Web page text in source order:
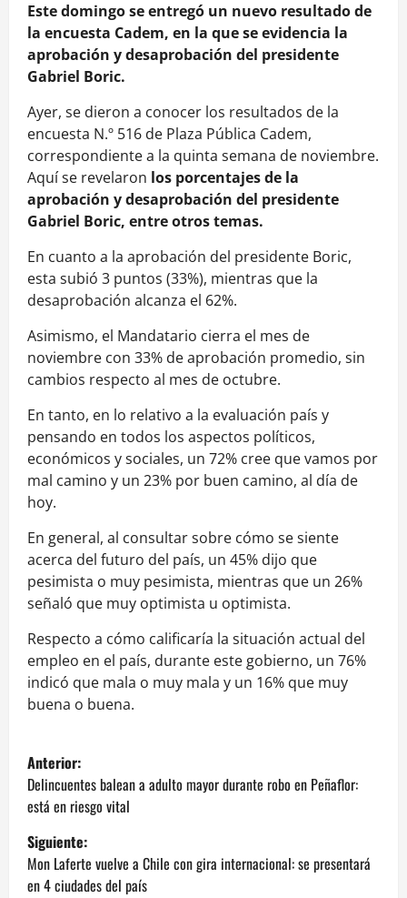
Este domingo se entregó un nuevo resultado de
la encuesta Cadem, en la que se evidencia la
aprobación y desaprobación del presidente
Gabriel Boric.
Ayer, se dieron a conocer los resultados de la
encuesta N.º 516 de Plaza Pública Cadem,
correspondiente a la quinta semana de noviembre.
Aquí se revelaron los porcentajes de la
aprobación y desaprobación del presidente
Gabriel Boric, entre otros temas.
En cuanto a la aprobación del presidente Boric,
esta subió 3 puntos (33%), mientras que la
desaprobación alcanza el 62%.
Asimismo, el Mandatario cierra el mes de
noviembre con 33% de aprobación promedio, sin
cambios respecto al mes de octubre.
En tanto, en lo relativo a la evaluación país y
pensando en todos los aspectos políticos,
económicos y sociales, un 72% cree que vamos por
mal camino y un 23% por buen camino, al día de
hoy.
En general, al consultar sobre cómo se siente
acerca del futuro del país, un 45% dijo que
pesimista o muy pesimista, mientras que un 26%
señaló que muy optimista u optimista.
Respecto a cómo calificaría la situación actual del
empleo en el país, durante este gobierno, un 76%
indicó que mala o muy mala y un 16% que muy
buena o buena.
N
a
v
e
Anterior:
Delincuentes balean a adulto mayor durante robo en Peñaflor:
está en riesgo vital
Siguiente:
Mon Laferte vuelve a Chile con gira internacional: se presentará
en 4 ciudades del país